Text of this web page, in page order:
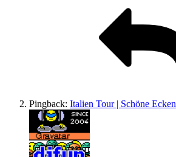
Pingback: Italien Tour | Schöne Ecken